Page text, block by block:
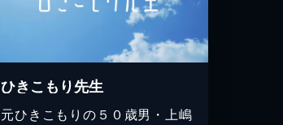
ひきこもり先生
元ひきこもりの５０歳男・上嶋